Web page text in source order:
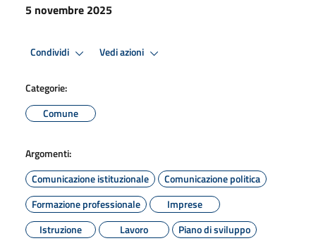
5 novembre 2025
Condividi Vedi azioni
Categorie:
Comune
Argomenti:
Comunicazione istituzionale
Comunicazione politica
Formazione professionale
Imprese
Istruzione
Lavoro Piano di sviluppo